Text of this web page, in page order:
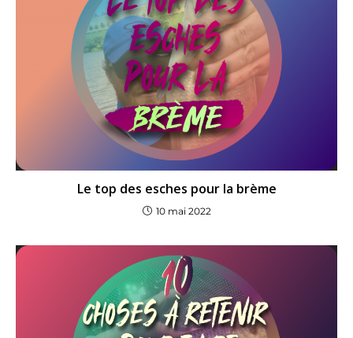
Le top des esches pour la brème
10 mai 2022